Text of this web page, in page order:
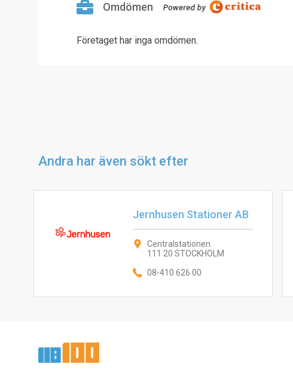
Omdömen
Företaget har inga omdömen.
Andra har även sökt efter
Jernhusen Stationer AB
Centralstationen
111 20 STOCKHOLM
08-410 626 00